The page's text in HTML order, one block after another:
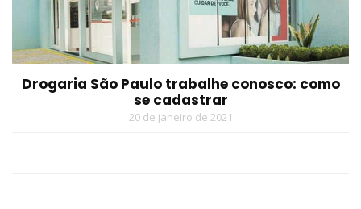
Drogaria São Paulo trabalhe conosco: como
se cadastrar
20 de janeiro de 2021